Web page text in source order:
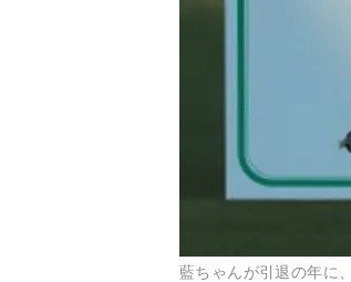
藍ちゃんが引退の年に